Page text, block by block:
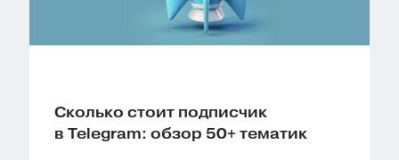
Сколько стоит подписчик
в Telegram: обзор 50+ тематик